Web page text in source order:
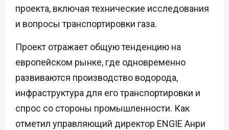
проекта, включая технические исследования
и вопросы транспортировки газа.
Проект отражает общую тенденцию на
европейском рынке, где одновременно
развиваются производство водорода,
инфраструктура для его транспортировки и
спрос со стороны промышленности. Как
отметил управляющий директор ENGIE Анри